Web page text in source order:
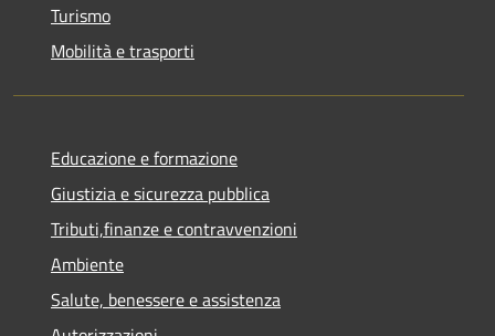
Turismo
Mobilità e trasporti
Educazione e formazione
Giustizia e sicurezza pubblica
Tributi,finanze e contravvenzioni
Ambiente
Salute, benessere e assistenza